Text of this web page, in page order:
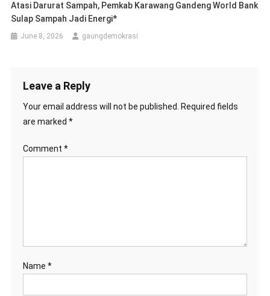
Atasi Darurat Sampah, Pemkab Karawang Gandeng World Bank
Sulap Sampah Jadi Energi*
June 8, 2026 gaungdemokrasi
Leave a Reply
Your email address will not be published. Required fields
are marked *
Comment *
Name *